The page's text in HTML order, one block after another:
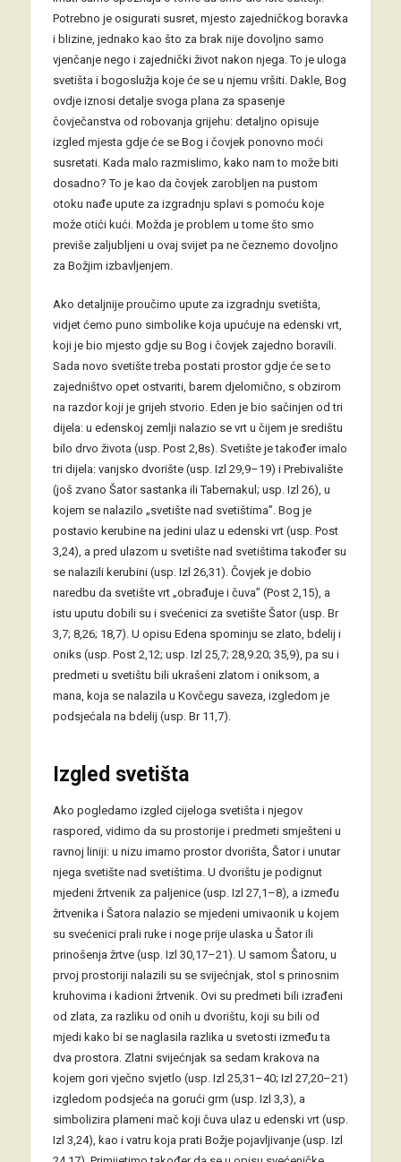
Potrebno je osigurati susret, mjesto zajedničkog boravka
i blizine, jednako kao što za brak nije dovoljno samo
vjenčanje nego i zajednički život nakon njega. To je uloga
svetišta i bogoslužja koje će se u njemu vršiti. Dakle, Bog
ovdje iznosi detalje svoga plana za spasenje
čovječanstva od robovanja grijehu: detaljno opisuje
izgled mjesta gdje će se Bog i čovjek ponovno moći
susretati. Kada malo razmislimo, kako nam to može biti
dosadno? To je kao da čovjek zarobljen na pustom
otoku nađe upute za izgradnju splavi s pomoću koje
može otići kući. Možda je problem u tome što smo
previše zaljubljeni u ovaj svijet pa ne čeznemo dovoljno
za Božjim izbavljenjem.
Ako detaljnije proučimo upute za izgradnju svetišta,
vidjet ćemo puno simbolike koja upućuje na edenski vrt,
koji je bio mjesto gdje su Bog i čovjek zajedno boravili.
Sada novo svetište treba postati prostor gdje će se to
zajedništvo opet ostvariti, barem djelomično, s obzirom
na razdor koji je grijeh stvorio. Eden je bio sačinjen od tri
dijela: u edenskoj zemlji nalazio se vrt u čijem je središtu
bilo drvo života (usp. Post 2,8s). Svetište je također imalo
tri dijela: vanjsko dvorište (usp. Izl 29,9–19) i Prebivalište
(još zvano Šator sastanka ili Tabernakul; usp. Izl 26), u
kojem se nalazilo „svetište nad svetištima”. Bog je
postavio kerubine na jedini ulaz u edenski vrt (usp. Post
3,24), a pred ulazom u svetište nad svetištima također su
se nalazili kerubini (usp. Izl 26,31). Čovjek je dobio
naredbu da svetište vrt „obrađuje i čuva” (Post 2,15), a
istu uputu dobili su i svećenici za svetište Šator (usp. Br
3,7; 8,26; 18,7). U opisu Edena spominju se zlato, bdelij i
oniks (usp. Post 2,12; usp. Izl 25,7; 28,9.20; 35,9), pa su i
predmeti u svetištu bili ukrašeni zlatom i oniksom, a
mana, koja se nalazila u Kovčegu saveza, izgledom je
podsjećala na bdelij (usp. Br 11,7).
Izgled svetišta
Ako pogledamo izgled cijeloga svetišta i njegov
raspored, vidimo da su prostorije i predmeti smješteni u
ravnoj liniji: u nizu imamo prostor dvorišta, Šator i unutar
njega svetište nad svetištima. U dvorištu je podignut
mjedeni žrtvenik za paljenice (usp. Izl 27,1–8), a između
žrtvenika i Šatora nalazio se mjedeni umivaonik u kojem
su svećenici prali ruke i noge prije ulaska u Šator ili
prinošenja žrtve (usp. Izl 30,17–21). U samom Šatoru, u
prvoj prostoriji nalazili su se svijećnjak, stol s prinosnim
kruhovima i kadioni žrtvenik. Ovi su predmeti bili izrađeni
od zlata, za razliku od onih u dvorištu, koji su bili od
mjedi kako bi se naglasila razlika u svetosti između ta
dva prostora. Zlatni svijećnjak sa sedam krakova na
kojem gori vječno svjetlo (usp. Izl 25,31–40; Izl 27,20–21)
izgledom podsjeća na gorući grm (usp. Izl 3,3), a
simbolizira plameni mač koji čuva ulaz u edenski vrt (usp.
Izl 3,24), kao i vatru koja prati Božje pojavljivanje (usp. Izl